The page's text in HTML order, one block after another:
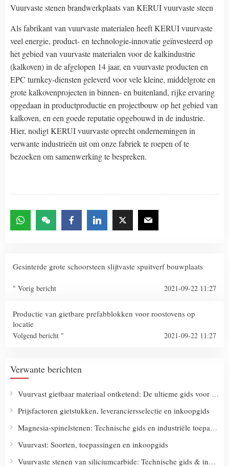
Vuurvaste stenen brandwerkplaats van KERUI vuurvaste steen
Als fabrikant van vuurvaste materialen heeft KERUI vuurvaste
veel energie, product- en technologie-innovatie geïnvesteerd op
het gebied van vuurvaste materialen voor de kalkindustrie
(kalkoven) in de afgelopen 14 jaar, en vuurvaste producten en
EPC turnkey-diensten geleverd voor vele kleine, middelgrote en
grote kalkovenprojecten in binnen- en buitenland, rijke ervaring
opgedaan in productproductie en projectbouw op het gebied van
kalkoven, en een goede reputatie opgebouwd in de industrie.
Hier, nodigt KERUI vuurvaste oprecht ondernemingen in
verwante industrieën uit om onze fabriek te roepen of te
bezoeken om samenwerking te bespreken.
Gesinterde grote schoorsteen slijtvaste spuitverf bouwplaats
" Vorig bericht 2021-09-22 11:27
Productie van gietbare prefabblokken voor roostovens op
locatie
Volgend bericht " 2021-09-22 11:27
Verwante berichten
Vuurvast gietbaar materiaal ontketend: De ultieme gids voor soorten, gebruik en slimme koopstrategieën
Prijsfactoren gietstukken, leveranciersselectie en inkoopgids
Magnesia-spinelstenen: Technische gids en industriële toepassingen
Vuurvast: Soorten, toepassingen en inkoopgids
Vuurvaste stenen van siliciumcarbide: Technische gids & industriële oplossingen